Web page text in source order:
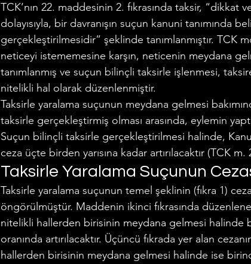
TCK’nın 22. maddesinin 2. fıkrasında taksir, “dikkat
dolayısıyla, bir davranışın suçun kanuni tanımında
gerçekleştirilmesidir” şeklinde tanımlanmıştır. TCK
neticeyi istememesine karşın, neticenin meydana
tanımlanmış ve suçun bilinçli taksirle işlenmesi,
nitelikli hal olarak düzenlenmiştir.
Taksirle yaralama suçunun meydana gelmesi
taksirle gerçekleştirmiş olması arasında, eylemin
Suçun bilinçli taksirle gerçekleştirilmesi halinde,
ceza üçte birden yarısına kadar artırılacaktır (TCK m.
Taksirle Yaralama Suçunun
Taksirle yaralama suçunun temel şeklinin (fıkra 1)
öngörülmüştür. Maddenin ikinci fıkrasında
nitelikli hallerden birisinin meydana gelmesi halinde
oranında artırılacaktır. Üçüncü fıkrada yer alan
hallerden birisinin meydana gelmesi halinde ise